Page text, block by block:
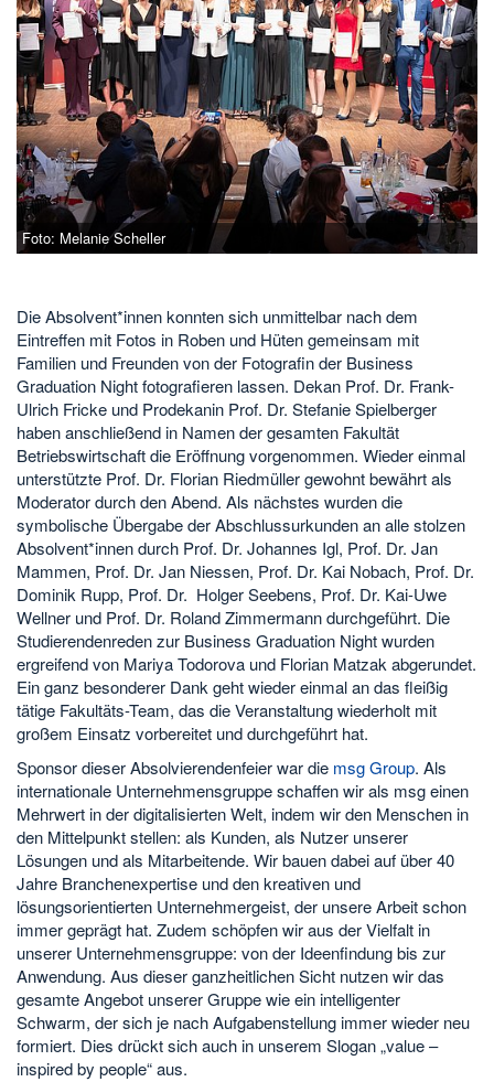
Foto: Melanie Scheller
Die Absolvent*innen konnten sich unmittelbar nach dem
Eintreffen mit Fotos in Roben und Hüten gemeinsam mit
Familien und Freunden von der Fotografin der Business
Graduation Night fotografieren lassen. Dekan Prof. Dr. Frank-
Ulrich Fricke und Prodekanin Prof. Dr. Stefanie Spielberger
haben anschließend in Namen der gesamten Fakultät
Betriebswirtschaft die Eröffnung vorgenommen. Wieder einmal
unterstützte Prof. Dr. Florian Riedmüller gewohnt bewährt als
Moderator durch den Abend. Als nächstes wurden die
symbolische Übergabe der Abschlussurkunden an alle stolzen
Absolvent*innen durch Prof. Dr. Johannes Igl, Prof. Dr. Jan
Mammen, Prof. Dr. Jan Niessen, Prof. Dr. Kai Nobach, Prof. Dr.
Dominik Rupp, Prof. Dr. Holger Seebens, Prof. Dr. Kai-Uwe
Wellner und Prof. Dr. Roland Zimmermann durchgeführt. Die
Studierendenreden zur Business Graduation Night wurden
ergreifend von Mariya Todorova und Florian Matzak abgerundet.
Ein ganz besonderer Dank geht wieder einmal an das fleißig
tätige Fakultäts-Team, das die Veranstaltung wiederholt mit
großem Einsatz vorbereitet und durchgeführt hat.
Sponsor dieser Absolvierendenfeier war die msg Group. Als
internationale Unternehmensgruppe schaffen wir als msg einen
Mehrwert in der digitalisierten Welt, indem wir den Menschen in
den Mittelpunkt stellen: als Kunden, als Nutzer unserer
Lösungen und als Mitarbeitende. Wir bauen dabei auf über 40
Jahre Branchenexpertise und den kreativen und
lösungsorientierten Unternehmergeist, der unsere Arbeit schon
immer geprägt hat. Zudem schöpfen wir aus der Vielfalt in
unserer Unternehmensgruppe: von der Ideenfindung bis zur
Anwendung. Aus dieser ganzheitlichen Sicht nutzen wir das
gesamte Angebot unserer Gruppe wie ein intelligenter
Schwarm, der sich je nach Aufgabenstellung immer wieder neu
formiert. Dies drückt sich auch in unserem Slogan „value –
inspired by people“ aus.